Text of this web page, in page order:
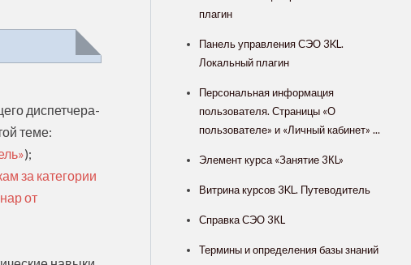
диспетчера-
теме:
);
за категории
от
плагин
Панель управления СЭО 3KL.
Локальный плагин
Персональная информация
пользователя. Страницы «О
пользователе» и «Личный кабинет» ...
Элемент курса «Занятие 3КL»
Витрина курсов 3KL. Путеводитель
Справка СЭО 3КL
Термины и определения базы знаний